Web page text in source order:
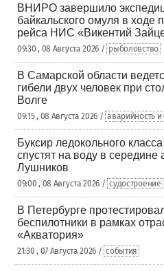
ВНИРО завершило
байкальского омуля в ходе
рейса НИС «Викентий
09:30 , 08 Августа 2026 / рыболовство
В Самарской области
гибели двух человек при
Волге
09:15 , 08 Августа 2026 / аварийность и
Буксир ледокольного
спустят на воду в середине
Лушников
09:00 , 08 Августа 2026 / судостроение
В Петербурге
беспилотники в рамках
«Акватория»
21:30 , 07 Августа 2026 / события